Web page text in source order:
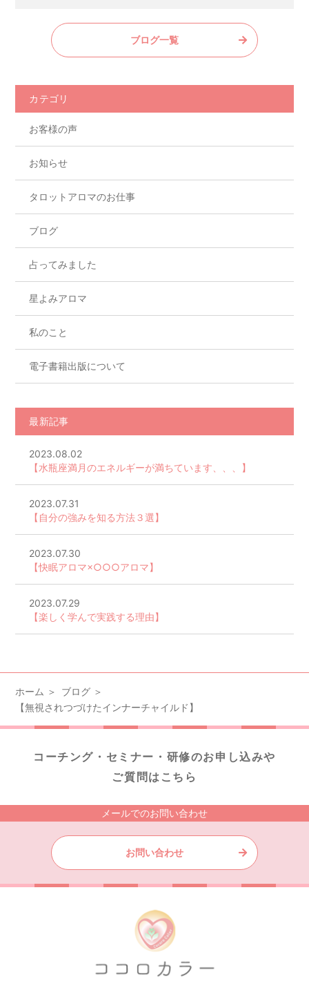
c
e
o
o
itt
er
e
ブログ一覧
カテゴリ
お客様の声
お知らせ
タロットアロマのお仕事
ブログ
占ってみました
星よみアロマ
私のこと
電子書籍出版について
最新記事
2023.08.02
【水瓶座満月のエネルギーが満ちています、、、】
2023.07.31
【自分の強みを知る方法３選】
2023.07.30
【快眠アロマ×○○○アロマ】
2023.07.29
【楽しく学んで実践する理由】
ホーム
ブログ
【無視されつづけたインナーチャイルド】
コーチング・セミナー・研修のお申し込みや
ご質問はこちら
メールでのお問い合わせ
お問い合わせ